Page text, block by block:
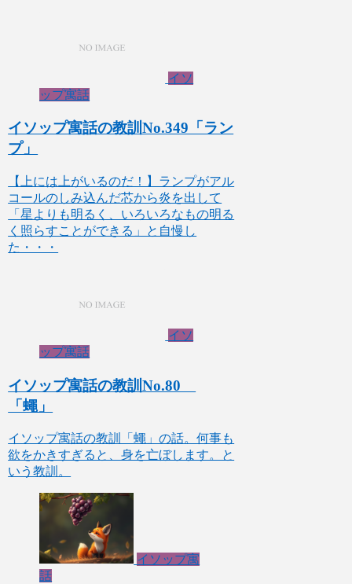
イソ
ップ寓話
イソップ寓話の教訓No.349「ラン
プ」
【上には上がいるのだ！】ランプがアル
コールのしみ込んだ芯から炎を出して
「星よりも明るく、いろいろなもの明る
く照らすことができる」と自慢し
た・・・
イソ
ップ寓話
イソップ寓話の教訓No.80
「蠅」
イソップ寓話の教訓「蠅」の話。何事も
欲をかきすぎると、身を亡ぼします。と
いう教訓。
イソップ寓
話